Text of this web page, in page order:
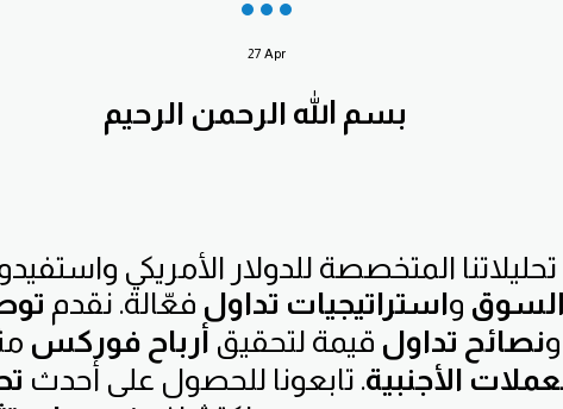
27 Apr
بسم الله الرحمن الرحيم
المتخصصة للدولار الأمريكي
السوق واستراتيجيات تداول فعّالة. نقدم
نصائح تداول قيمة لتحقيق أرباح فوركس
الأجنبية. تابعونا للحصول على أحدث